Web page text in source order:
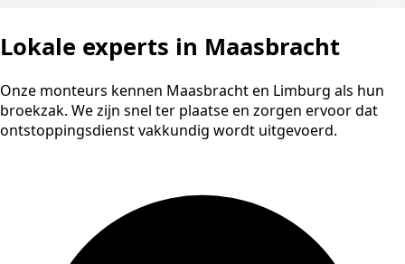
Lokale experts in Maasbracht
Onze monteurs kennen Maasbracht en Limburg als hun
broekzak. We zijn snel ter plaatse en zorgen ervoor dat
ontstoppingsdienst vakkundig wordt uitgevoerd.